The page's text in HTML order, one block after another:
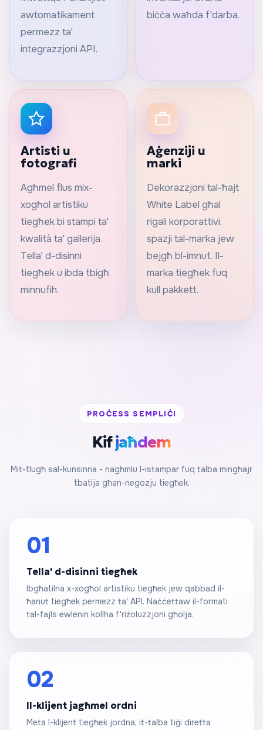
awtomatikament
permezz ta'
integrazzjoni API.
biċċa waħda f'darba.
Artisti u
fotografi
Agħmel flus mix-
xogħol artistiku
tiegħek bi stampi ta'
kwalità ta' gallerija.
Tella' d-disinni
tiegħek u ibda tbigħ
minnufih.
Aġenziji u
marki
Dekorazzjoni tal-ħajt
White Label għal
rigali korporattivi,
spazji tal-marka jew
bejgħ bl-imnut. Il-
marka tiegħek fuq
kull pakkett.
PROĊESS SEMPLIĊI
Kifjaħdem
Mit-tlugħ sal-kunsinna - nagħmlu l-istampar fuq talba mingħajr
tbatija għan-negozju tiegħek.
01
Tella' d-disinni tiegħek
Ibgħatilna x-xogħol artistiku tiegħek jew qabbad il-
ħanut tiegħek permezz ta' API. Naċċettaw il-formati
tal-fajls ewlenin kollha f'riżoluzzjoni għolja.
02
Il-klijent jagħmel ordni
Meta l-klijent tiegħek jordna, it-talba tiġi diretta